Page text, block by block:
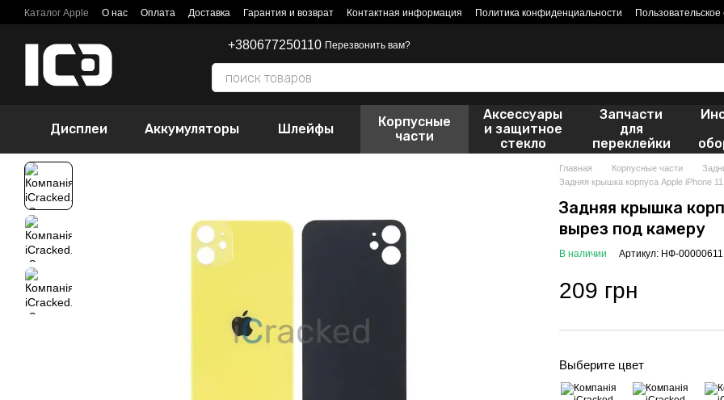
Перейти к основному контенту
Каталог Apple О нас Оплата Доставка Гарантия и возврат Контактная информация Политика конфиденциальности
+380677250110 Перезвонить вам?
Дисплеи Аккумуляторы Шлейфы
Корпусные
части
Аксессуары
и защитное
стекло
Запчасти
для
переклейки
Главная Корпусные части
Задняя крышка корпуса Apple iPhone
Задняя крышка
вырез под камеру
В наличии Артикул: НФ-00000611
209 грн
Выберите цвет